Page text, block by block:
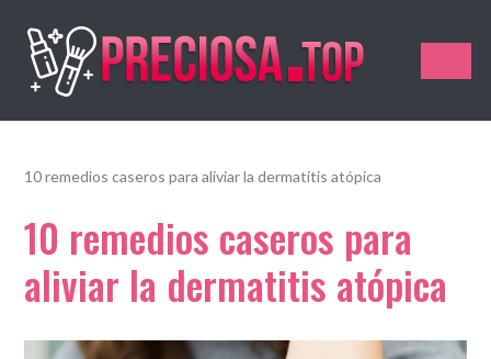
Preciosa.Top
10 remedios caseros para aliviar la dermatitis atópica
10 remedios caseros para
aliviar la dermatitis atópica